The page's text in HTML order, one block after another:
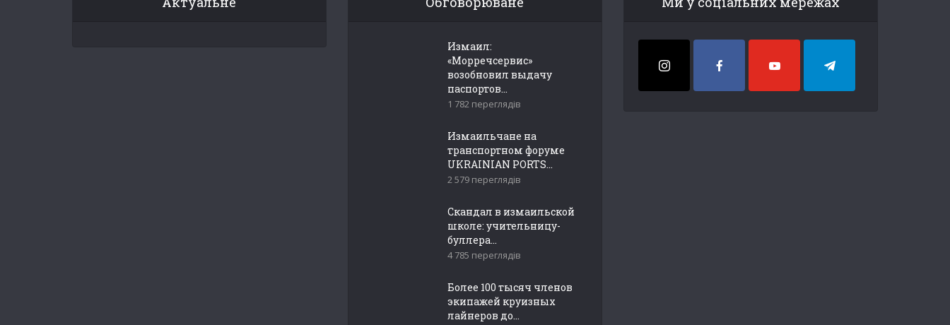
Измаил:
«Морречсервис»
возобновил выдачу
паспортов...
1 782 переглядів
Измаильчане на
транспортном форуме
UKRAINIAN PORTS...
2 579 переглядів
Скандал в измаильской
школе: учительницу-
буллера...
4 785 переглядів
Более 100 тысяч членов
экипажей круизных
лайнеров до...